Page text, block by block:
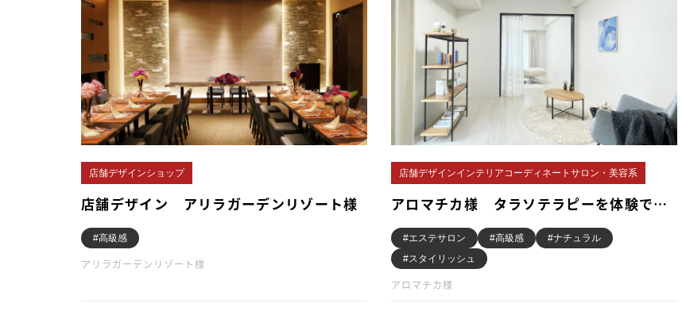
店舗デザインショップ
店舗デザイン アリラガーデンリゾート様
#高級感
アリラガーデンリゾート様
店舗デザインインテリアコーディネートサロン・美容系
アロマチカ様 タラソテラピーを体験で…
#エステサロン #高級感
#ナチュラル
#スタイリッシュ
アロマチカ様